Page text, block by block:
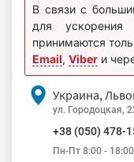
В связи с
для
принимаются
Email, Viber и
Украина,
ул. Городоцкая,
+38 (050) 478-
Пн-Пт 8:00 - 18:00